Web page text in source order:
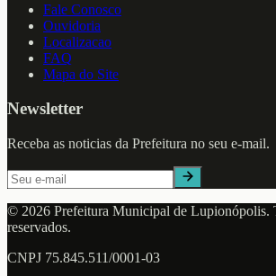
Fale Conosco
Ouvidoria
Localizacao
FAQ
Mapa do Site
Newsletter
Receba as noticias da Prefeitura no seu e-mail.
© 2026 Prefeitura Municipal de Lupionópolis.
reservados.
CNPJ 75.845.511/0001-03